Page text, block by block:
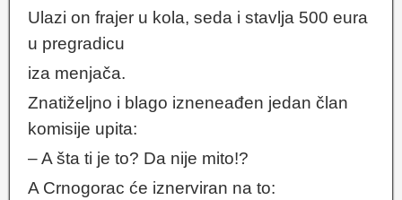
Ulazi on frajer u kola, seda i stavlja 500 eura
u pregradicu
iza menjača.
Znatiželjno i blago izneneađen jedan član
komisije upita:
– A šta ti je to? Da nije mito!?
A Crnogorac će iznerviran na to: